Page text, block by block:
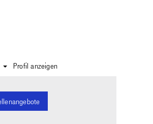
Profil anzeigen